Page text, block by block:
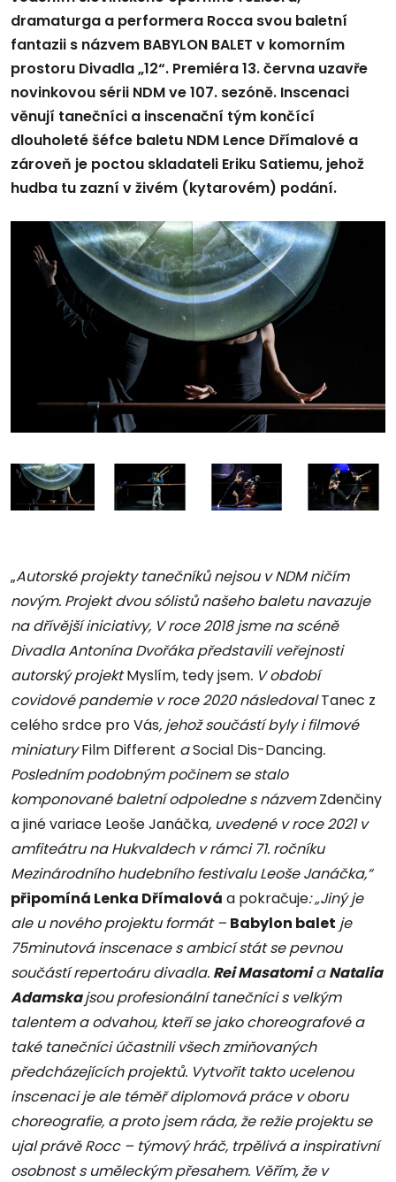
dramaturga a performera Rocca svou baletní
fantazii s názvem BABYLON BALET v komorním
prostoru Divadla „12“. Premiéra 13. června uzavře
novinkovou sérii NDM ve 107. sezóně. Inscenaci
věnují tanečníci a inscenační tým končící
dlouholeté šéfce baletu NDM Lence Dřímalové a
zároveň je poctou skladateli Eriku Satiemu, jehož
hudba tu zazní v živém (kytarovém) podání.
„Autorské projekty tanečníků nejsou v NDM ničím
novým. Projekt dvou sólistů našeho baletu navazuje
na dřívější iniciativy, V roce 2018 jsme na scéně
Divadla Antonína Dvořáka představili veřejnosti
autorský projektMyslím, tedy jsem. V období
covidové pandemie v roce 2020 následovalTanec z
celého srdce pro Vás, jehož součástí byly i filmové
miniaturyFilm Different aSocial Dis-Dancing.
Posledním podobným počinem se stalo
komponované baletní odpoledne s názvemZdenčiny
a jiné variace Leoše Janáčka, uvedené v roce 2021 v
amfiteátru na Hukvaldech v rámci 71. ročníku
Mezinárodního hudebního festivalu Leoše Janáčka,“
připomíná Lenka Dřímalová a pokračuje: „Jiný je
ale u nového projektu formát – Babylon balet je
75minutová inscenace s ambicí stát se pevnou
součástí repertoáru divadla. Rei MasatomiaNatalia
Adamskajsou profesionální tanečníci s velkým
talentem a odvahou, kteří se jako choreografové a
také tanečníci účastnili všech zmiňovaných
předcházejících projektů. Vytvořit takto ucelenou
inscenaci je ale téměř diplomová práce v oboru
choreografie, a proto jsem ráda, že režie projektu se
ujal právě Rocc – týmový hráč, trpělivá a inspirativní
osobnost s uměleckým přesahem. Věřím, že v